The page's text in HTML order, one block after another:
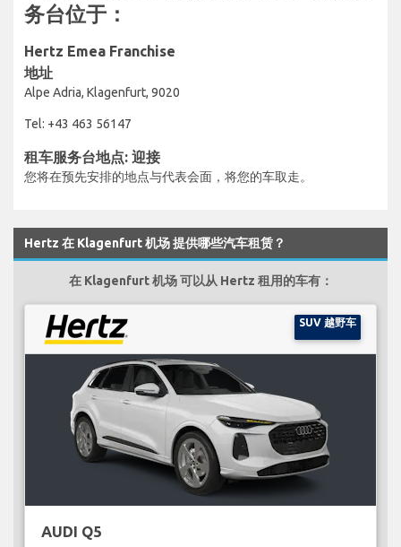
务台位于：
Hertz Emea Franchise
地址
Alpe Adria, Klagenfurt, 9020
Tel: +43 463 56147
租车服务台地点: 迎接
您将在预先安排的地点与代表会面，将您的车取走。
Hertz 在 Klagenfurt 机场 提供哪些汽车租赁？
在 Klagenfurt 机场 可以从 Hertz 租用的车有：
SUV 越野车
AUDI Q5